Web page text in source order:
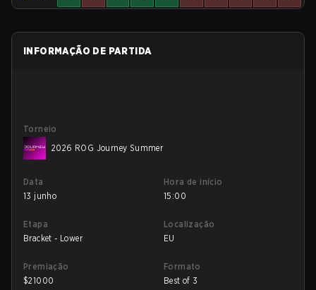
INFORMAÇÃO DE PARTIDA
Torneio
2026 ROG Journey Summer
Data
13 junho
Hora de início
15:00
Etapa
Bracket - Lower
Localização
EU
Premiação
$21000
Formato
Best of 3